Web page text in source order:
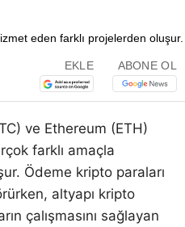
EKLE ABONE OL
ve Ethereum (ETH)
farklı amaçla
Ödeme kripto paraları
altyapı kripto
çalışmasını sağlayan